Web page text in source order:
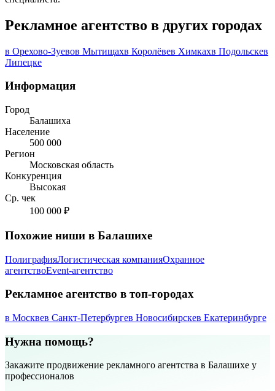
Рекламное агентство в других городах
в Орехово-Зуевов Мытищахв Королёвев Химкахв Подольскев
Липецке
Информация
Город
Балашиха
Население
500 000
Регион
Московская область
Конкуренция
Высокая
Ср. чек
100 000 ₽
Похожие ниши в Балашихе
ПолиграфияЛогистическая компанияОхранное
агентствоEvent-агентство
Рекламное агентство в топ-городах
в Москвев Санкт-Петербургев Новосибирскев Екатеринбурге
Нужна помощь?
Закажите продвижение рекламного агентства в Балашихе у
профессионалов